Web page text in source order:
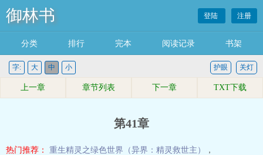
御林书 登陆 注册
分类 排行 完本 阅读记录 书架
字: 大 中 小 关灯
护眼
上一章 章节列表 下一章 TXT下载
第41章
热门推荐： 重生精灵之绿色世界（异界：精灵救世主）
，